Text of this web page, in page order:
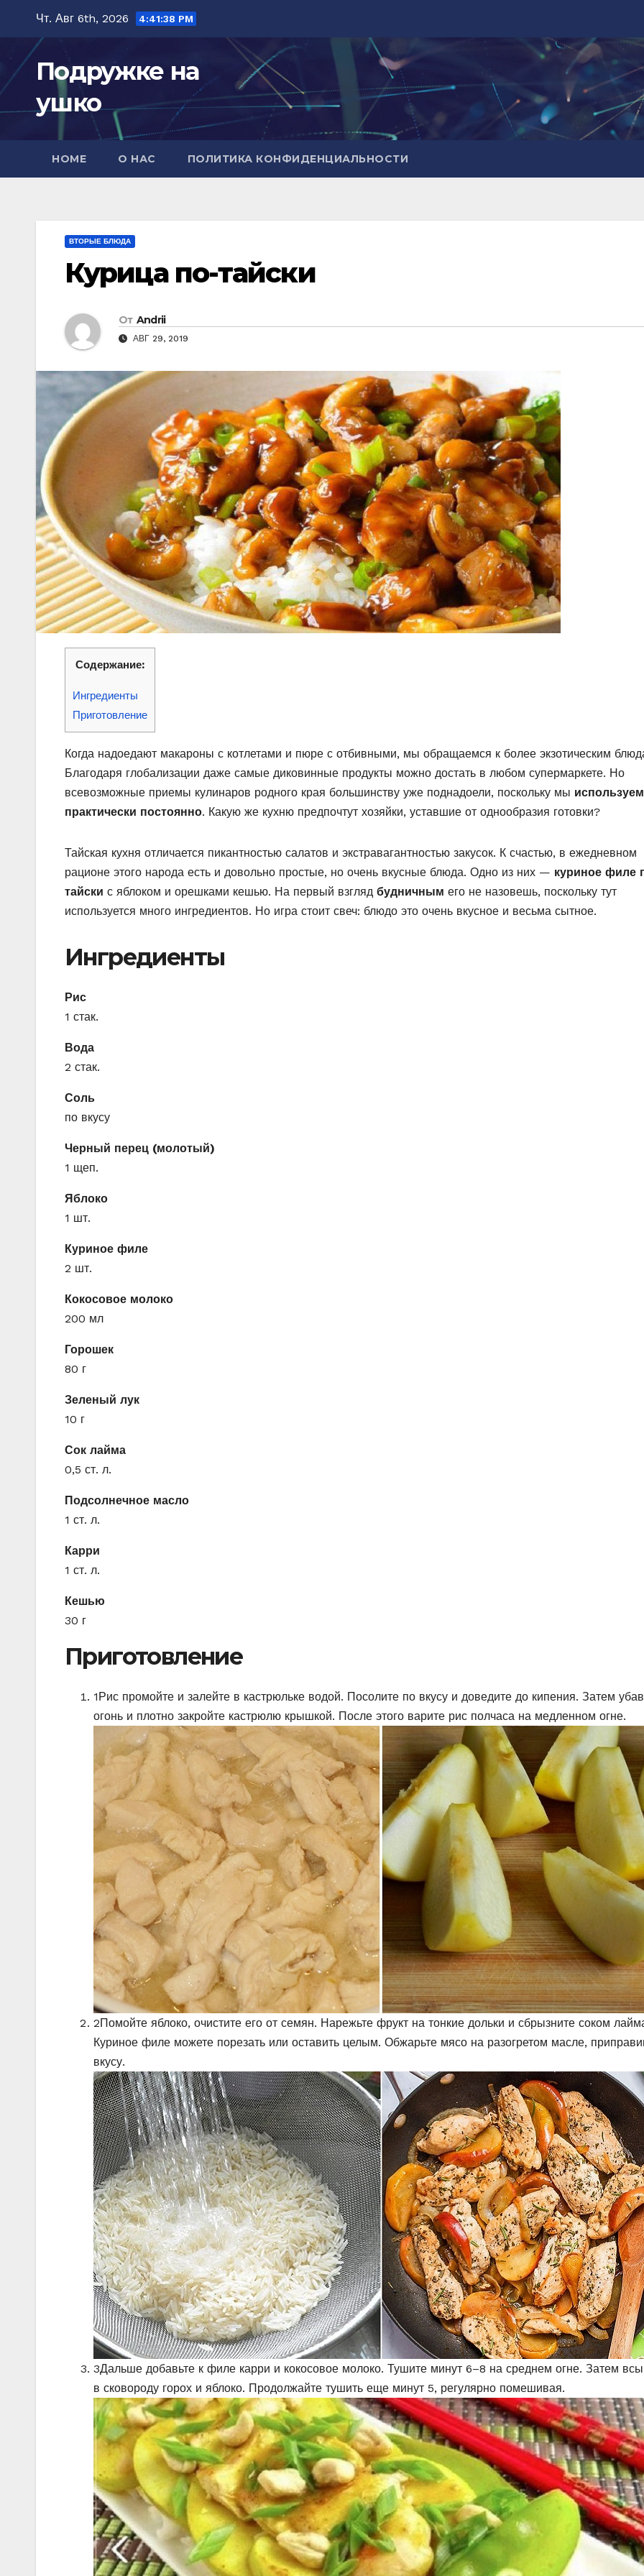
содержимому
Чт. Авг 6th, 2026 4:41:40 PM
Подружке на
ушко
HOME О НАС ПОЛИТИКА КОНФИДЕНЦИАЛЬНОСТИ
ВТОРЫЕ БЛЮДА
Курица по-тайски
От Andrii
АВГ 29, 2019
Содержание:
Ингредиенты
Приготовление
Когда надоедают макароны с котлетами и пюре с отбивными, мы обращаемся к более экзотическим
Благодаря глобализации даже самые диковинные продукты можно достать в любом супермаркете. Но
всевозможные приемы кулинаров родного края большинству уже поднадоели, поскольку мы
практически постоянно. Какую же кухню предпочтут хозяйки, уставшие от однообразия готовки?
Тайская кухня отличается пикантностью салатов и экстравагантностью закусок. К счастью, в ежедневном
рационе этого народа есть и довольно простые, но очень вкусные блюда. Одно из них — куриное филе
тайски с яблоком и орешками кешью. На первый взгляд будничным его не назовешь, поскольку тут
используется много ингредиентов. Но игра стоит свеч: блюдо это очень вкусное и весьма сытное.
Ингредиенты
Рис
1 стак.
Вода
2 стак.
Соль
по вкусу
Черный перец (молотый)
1 щеп.
Яблоко
1 шт.
Куриное филе
2 шт.
Кокосовое молоко
200 мл
Горошек
80 г
Зеленый лук
10 г
Сок лайма
0,5 ст. л.
Подсолнечное масло
1 ст. л.
Карри
1 ст. л.
Кешью
30 г
Приготовление
1 Рис промойте и залейте в кастрюльке водой. Посолите по вкусу и доведите до кипения. Затем
огонь и плотно закройте кастрюлю крышкой. После этого варите рис полчаса на медленном огне.
2Помойте яблоко, очистите его от семян. Нарежьте фрукт на тонкие дольки и сбрызните соком
Куриное филе можете порезать или оставить целым. Обжарьте мясо на разогретом масле,
вкусу.
3Дальше добавьте к филе карри и кокосовое молоко. Тушите минут 6–8 на среднем огне. Затем
в сковороду горох и яблоко. Продолжайте тушить еще минут 5, регулярно помешивая.